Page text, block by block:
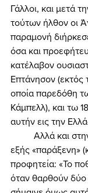
Γάλλοι, και μετά
τούτων ήλθον οι
παραμονή
όσα και
κατέλαβον
Επτάνησον (εκτός
οποία παρεδόθη
Κάμπελλ), και τω
αυτήν εις την
εξής «παράξενη»
προφητεία: «Το
όταν θαρθούν δύο